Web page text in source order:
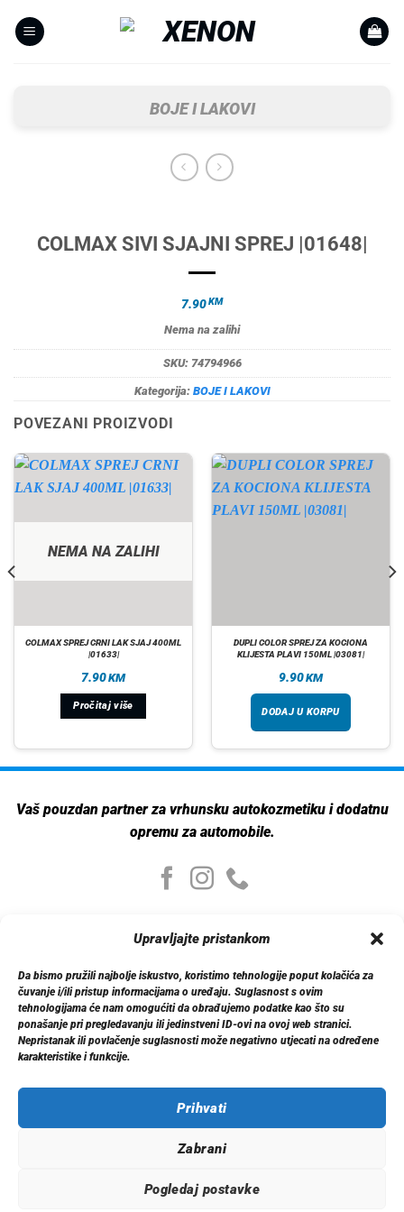
Upravljajte pristankom
Da bismo pružili najbolje iskustvo, koristimo tehnologije poput kolačića za
čuvanje i/ili pristup informacijama o uređaju. Suglasnost s ovim
tehnologijama će nam omogućiti da obrađujemo podatke kao što su
ponašanje pri pregledavanju ili jedinstveni ID-ovi na ovoj web stranici.
Nepristanak ili povlačenje suglasnosti može negativno utjecati na određene
karakteristike i funkcije.
Prihvati
Zabrani
Pogledaj postavke
BOJE I LAKOVI
COLMAX SIVI SJAJNI SPREJ |01648|
7.90KM
Nema na zalihi
SKU: 74794966
Kategorija: BOJE I LAKOVI
POVEZANI PROIZVODI
NEMA NA ZALIHI
COLMAX SPREJ CRNI LAK SJAJ 400ML
|01633|
7.90KM
Pročitaj više
DUPLI COLOR SPREJ ZA KOCIONA
KLIJESTA PLAVI 150ML |03081|
9.90KM
DODAJ U KORPU
Vaš pouzdan partner za vrhunsku autokozmetiku i dodatnu
opremu za automobile.
Moj nalog
Moj nalog
Moje narudžbe
Detalji računa
Log out
Informacije
Politika privatnosti